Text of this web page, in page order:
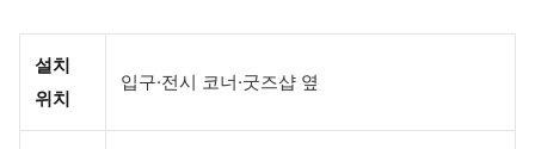
설치
위치
입구·전시 코너·굿즈샵 옆